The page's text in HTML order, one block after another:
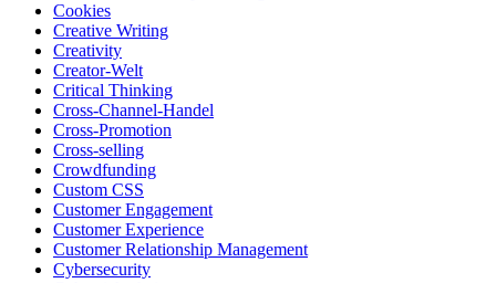
Cookies
Creative Writing
Creativity
Creator-Welt
Critical Thinking
Cross-Channel-Handel
Cross-Promotion
Cross-selling
Crowdfunding
Custom CSS
Customer Engagement
Customer Experience
Customer Relationship Management
Cybersecurity